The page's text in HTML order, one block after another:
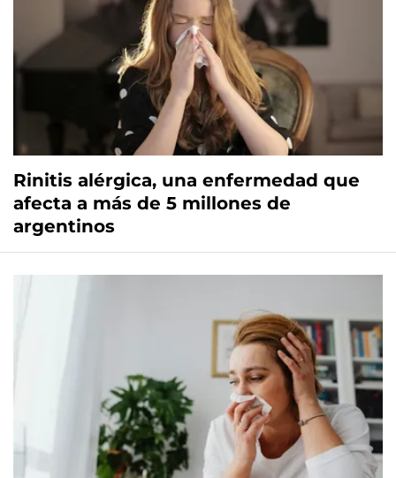
Rinitis alérgica, una enfermedad que
afecta a más de 5 millones de
argentinos